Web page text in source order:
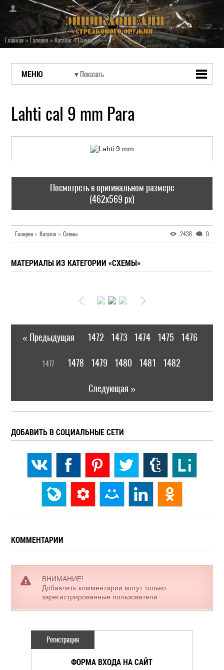
Главная»Галерея»Каталог»Схемы
МЕНЮ
Lahti cal 9 mm Para
Посмотреть в оригинальном размере
(462x569 px)
Галерея » Каталог» Схемы 2436 0
МАТЕРИАЛЫ ИЗ КАТЕГОРИИ «СХЕМЫ»
« Предыдущая 1472 1473 1474 1475 1476
1477 1478 1479 1480 1481 1482
Следующая »
ДОБАВИТЬ В СОЦИАЛЬНЫЕ СЕТИ
КОММЕНТАРИИ
ВНИМАНИЕ!
Добавлять комментарии могут только
зарегистрированные пользователи
Регистрация
ФОРМА ВХОДА НА САЙТ